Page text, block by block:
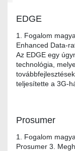
EDGE
1. Fogalom
Enhanced Data-
Az EDGE egy
technológia,
teljesítette a 3G-
Prosumer
1. Fogalom
Prosumer 3.